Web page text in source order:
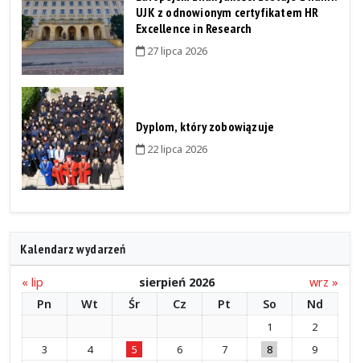
UJK z odnowionym certyfikatem HR
Excellence in Research
27 lipca 2026
Dyplom, który zobowiązuje
22 lipca 2026
Kalendarz wydarzeń
« lip sierpień 2026
wrz »
Pn
Wt Śr Cz Pt So Nd
1
2
3
4 5 6 7 8
9